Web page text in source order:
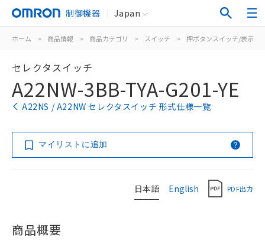
制御機器 Japan
ホーム > 商品情報 > 商品カテゴリ > スイッチ > 押ボタンスイッチ/表示灯
セレクタスイッチ
A22NW-3BB-TYA-G201-YE
A22NS / A22NW セレクタスイッチ 形式仕様一覧
マイリストに追加
日本語 English PDF出力
商品概要